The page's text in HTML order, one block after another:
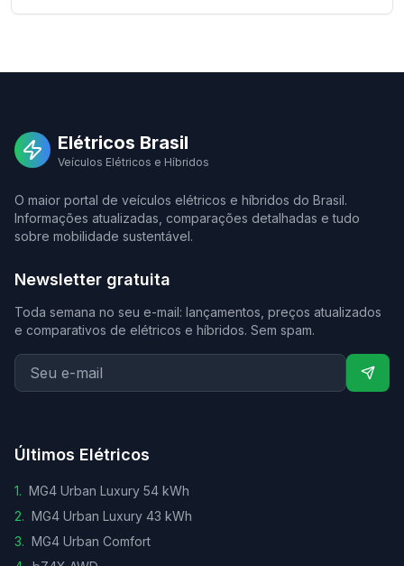
Elétricos Brasil
Veículos Elétricos e Híbridos
O maior portal de veículos elétricos e híbridos do Brasil.
Informações atualizadas, comparações detalhadas e tudo
sobre mobilidade sustentável.
Newsletter gratuita
Toda semana no seu e-mail: lançamentos, preços atualizados
e comparativos de elétricos e híbridos. Sem spam.
Últimos Elétricos
1. MG4 Urban Luxury 54 kWh
2. MG4 Urban Luxury 43 kWh
3. MG4 Urban Comfort